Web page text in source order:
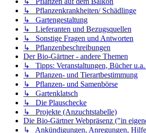
↳ Pflanzenkrankheiten/ Schädlinge
↳ Gartengestaltung
↳ Lieferanten und Bezugsquellen
↳ Sonstige Fragen und Antworten
↳ Pflanzenbeschreibungen
Der Bio-Gärtner - andere Themen
↳ Tipps: Veranstaltungen, Bücher
↳ Pflanzen- und Tierartbestimmung
↳ Pflanzen- und Samenbörse
↳ Gartenklatsch
↳ Die Plauschecke
↳ Projekte (Anzuchtstabelle)
Die Bio-Gärtner Webpräsenz ("in
↳ Ankündigungen, Anregungen, Hilfe